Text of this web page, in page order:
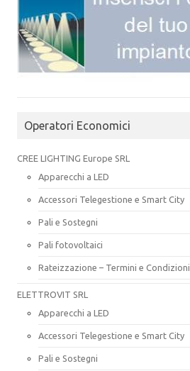
Operatori Economici
CREE LIGHTING Europe SRL
Apparecchi a LED
Accessori Telegestione e Smart City
Pali e Sostegni
Pali fotovoltaici
Rateizzazione – Termini e Condizioni
ELETTROVIT SRL
Apparecchi a LED
Accessori Telegestione e Smart City
Pali e Sostegni